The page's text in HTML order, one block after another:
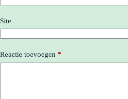
Site
Reactie toevoegen *